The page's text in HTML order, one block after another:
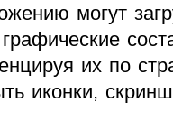
могут
их по
иконки,